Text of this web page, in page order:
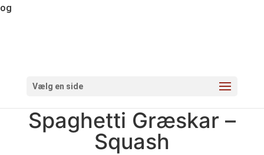
og
Vælg en side
Spaghetti Græskar –
Squash